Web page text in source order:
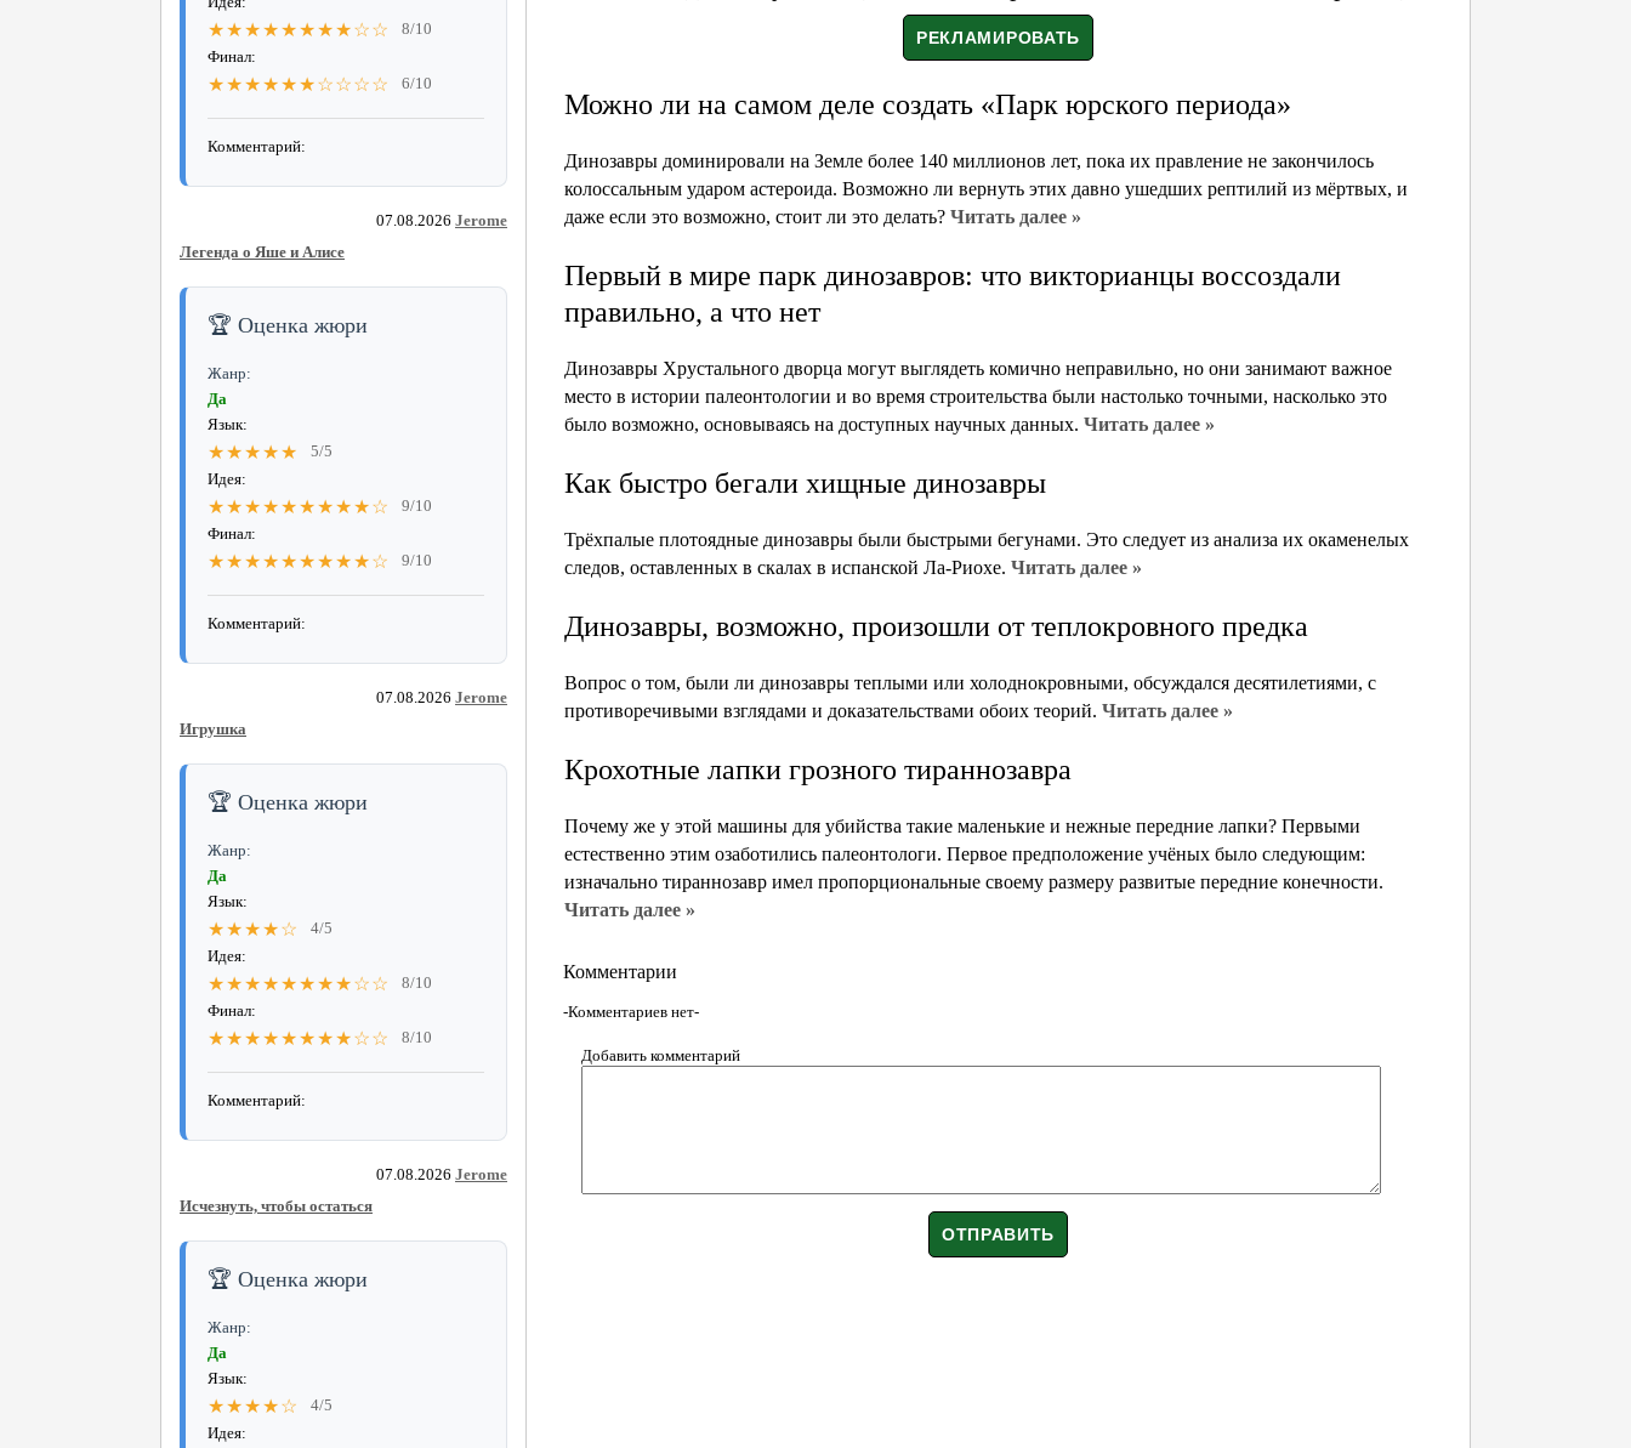
★★★★★★★★☆☆
8/10
Финал:
★★★★★★☆☆☆☆ 6/10
Комментарий:
07.08.2026 Jerome
Легенда о Яше и Алисе
🏆 Оценка жюри
Жанр:
Да
Язык:
★★★★★
5/5
Идея:
★★★★★★★★★☆
9/10
Финал:
★★★★★★★★★☆ 9/10
Комментарий:
07.08.2026 Jerome
Игрушка
🏆 Оценка жюри
Жанр:
Да
Язык:
★★★★☆
4/5
Идея:
★★★★★★★★☆☆
8/10
Финал:
★★★★★★★★☆☆ 8/10
Комментарий:
07.08.2026 Jerome
Исчезнуть, чтобы остаться
🏆 Оценка жюри
Жанр:
Да
Язык:
★★★★☆
4/5
Идея:
Можно ли на самом деле создать «Парк юрского периода»
Динозавры доминировали на Земле более 140 миллионов лет, пока их правление не закончилось
колоссальным ударом астероида. Возможно ли вернуть этих давно ушедших рептилий из мёртвых, и
даже если это возможно, стоит ли это делать? Читать далее »
Первый в мире парк динозавров: что викторианцы воссоздали
правильно, а что нет
Динозавры Хрустального дворца могут выглядеть комично неправильно, но они занимают важное
место в истории палеонтологии и во время строительства были настолько точными, насколько это
было возможно, основываясь на доступных научных данных. Читать далее »
Как быстро бегали хищные динозавры
Трёхпалые плотоядные динозавры были быстрыми бегунами. Это следует из анализа их окаменелых
следов, оставленных в скалах в испанской Ла-Риохе. Читать далее »
Динозавры, возможно, произошли от теплокровного предка
Вопрос о том, были ли динозавры теплыми или холоднокровными, обсуждался десятилетиями, с
противоречивыми взглядами и доказательствами обоих теорий. Читать далее »
Крохотные лапки грозного тираннозавра
Почему же у этой машины для убийства такие маленькие и нежные передние лапки? Первыми
естественно этим озаботились палеонтологи. Первое предположение учёных было следующим:
изначально тираннозавр имел пропорциональные своему размеру развитые передние конечности.
Читать далее »
Комментарии
-Комментариев нет-
Добавить комментарий